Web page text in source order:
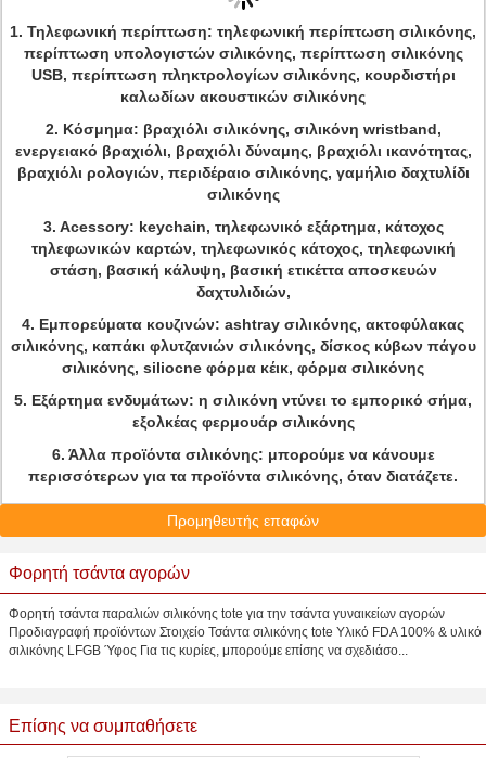
1. Τηλεφωνική περίπτωση: τηλεφωνική περίπτωση σιλικόνης,
περίπτωση υπολογιστών σιλικόνης, περίπτωση σιλικόνης
USB, περίπτωση πληκτρολογίων σιλικόνης, κουρδιστήρι
καλωδίων ακουστικών σιλικόνης
2. Κόσμημα: βραχιόλι σιλικόνης, σιλικόνη wristband,
ενεργειακό βραχιόλι, βραχιόλι δύναμης, βραχιόλι ικανότητας,
βραχιόλι ρολογιών, περιδέραιο σιλικόνης, γαμήλιο δαχτυλίδι
σιλικόνης
3. Acessory: keychain, τηλεφωνικό εξάρτημα, κάτοχος
τηλεφωνικών καρτών, τηλεφωνικός κάτοχος, τηλεφωνική
στάση, βασική κάλυψη, βασική ετικέττα αποσκευών
δαχτυλιδιών,
4. Εμπορεύματα κουζινών: ashtray σιλικόνης, ακτοφύλακας
σιλικόνης, καπάκι φλυτζανιών σιλικόνης, δίσκος κύβων πάγου
σιλικόνης, siliocne φόρμα κέικ, φόρμα σιλικόνης
5. Εξάρτημα ενδυμάτων: η σιλικόνη ντύνει το εμπορικό σήμα,
εξολκέας φερμουάρ σιλικόνης
6. Άλλα προϊόντα σιλικόνης: μπορούμε να κάνουμε
περισσότερων για τα προϊόντα σιλικόνης, όταν διατάζετε.
Προμηθευτής επαφών
Φορητή τσάντα αγορών
Φορητή τσάντα παραλιών σιλικόνης tote για την τσάντα γυναικείων αγορών
Προδιαγραφή προϊόντων Στοιχείο Τσάντα σιλικόνης tote Υλικό FDA 100% & υλικό
σιλικόνης LFGB Ύφος Για τις κυρίες, μπορούμε επίσης να σχεδιάσο...
Επίσης να συμπαθήσετε